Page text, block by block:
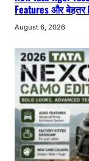
Features और बेहतर
August 6, 2026